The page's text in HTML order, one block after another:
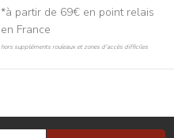
*à partir de 69€ en point relais
en France
hors suppléments rouleaux et zones d'accès difficiles